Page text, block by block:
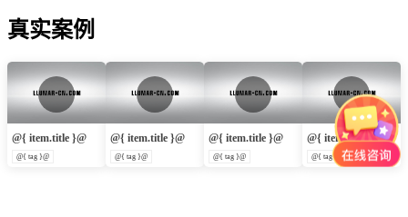
真实案例
@{ item.title }@
@{ tag }@
@{ item.title }@
@{ tag }@
@{ item.title }@
@{ tag }@
@{ item.title }@
@{ tag }@